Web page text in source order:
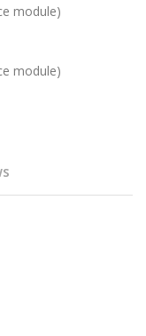
module)
module)